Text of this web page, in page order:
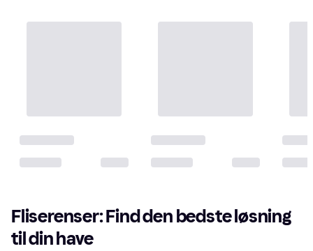
Fliserenser: Find den bedste løsning
til din have